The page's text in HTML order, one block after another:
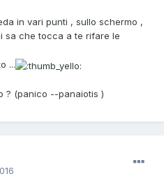
in vari punti , sullo schermo ,
sa che tocca a te rifare le
...
? (panico --panaiotis )